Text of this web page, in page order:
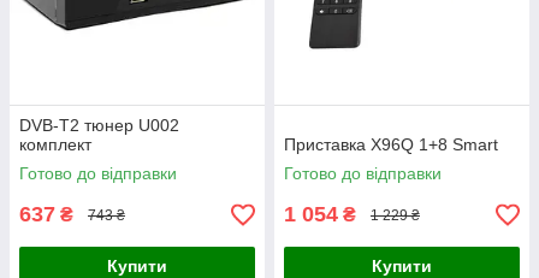
DVB-T2 тюнер U002
комплект
Готово до відправки
637 ₴ 743 ₴
Купити
Приставка X96Q 1+8 Smart
Готово до відправки
1 054 ₴ 1 229 ₴
Купити